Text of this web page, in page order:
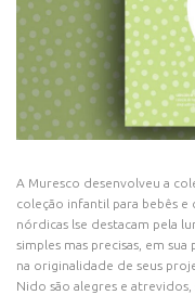
A Muresco desenvolveu a
coleção infantil para bebês e
nórdicas lse destacam pela
simples mas precisas, em
na originalidade de seus
Nido são alegres e